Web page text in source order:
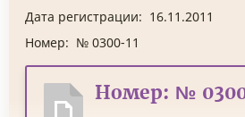
Дата регистрации: 16.11.2011
Номер: № 0300-11
Номер: №